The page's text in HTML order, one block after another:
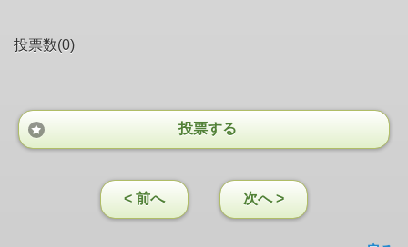
投票数(0)
投票する
< 前へ 次へ >